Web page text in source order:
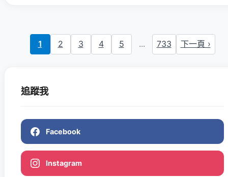
1 2 3 4 5 ... 733 下一頁 ›
追蹤我
Facebook
Instagram